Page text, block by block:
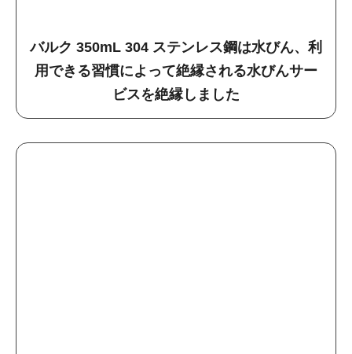
バルク 350mL 304 ステンレス鋼は水びん、利
用できる習慣によって絶縁される水びんサー
ビスを絶縁しました